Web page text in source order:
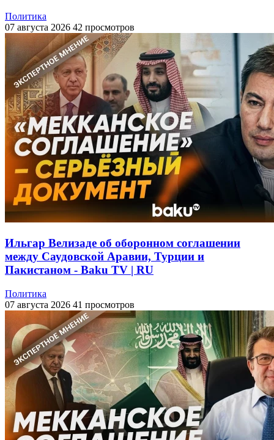
Политика
07 августа 2026 42 просмотров
Ильгар Велизаде об оборонном соглашении
между Саудовской Аравии, Турции и
Пакистаном - Baku TV | RU
Политика
07 августа 2026 41 просмотров